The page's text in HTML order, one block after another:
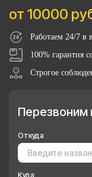
от 10000
Работаем 24/7 в
100% гарантия
Строгое
Перезвоним
Откуда
Куда